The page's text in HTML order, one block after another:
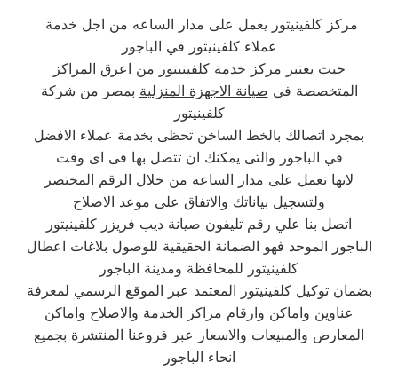
عملاء كلفينيتور في الباجور
حيث يعتبر مركز خدمة كلفينيتور من اعرق المراكز
المتخصصة فى صيانة الاجهزة المنزلية بمصر من شركة
كلفينيتور
بمجرد اتصالك بالخط الساخن تحظى بخدمة عملاء الافضل
في الباجور والتى يمكنك ان تتصل بها فى اى وقت
لانها تعمل على مدار الساعه من خلال الرقم المختصر
ولتسجيل بياناتك والاتفاق على موعد الاصلاح
اتصل بنا علي رقم تليفون صيانة ديب فريزر كلفينيتور
الباجور الموحد فهو الضمانة الحقيقية للوصول بلاغات اعطال
كلفينيتور للمحافظة ومدينة الباجور
بضمان توكيل كلفينيتور المعتمد عبر الموقع الرسمي لمعرفة
عناوين واماكن وارقام مراكز الخدمة والاصلاح واماكن
المعارض والمبيعات والاسعار عبر فروعنا المنتشرة بجميع
انحاء الباجور